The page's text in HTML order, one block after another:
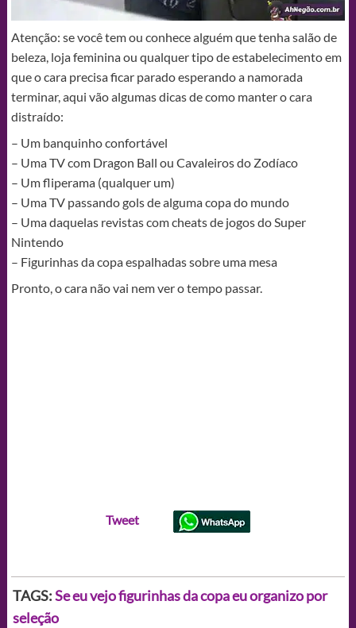
Atenção: se você tem ou conhece alguém que tenha salão de
beleza, loja feminina ou qualquer tipo de estabelecimento em
que o cara precisa ficar parado esperando a namorada
terminar, aqui vão algumas dicas de como manter o cara
distraído:
– Um banquinho confortável
– Uma TV com Dragon Ball ou Cavaleiros do Zodíaco
– Um fliperama (qualquer um)
– Uma TV passando gols de alguma copa do mundo
– Uma daquelas revistas com cheats de jogos do Super
Nintendo
– Figurinhas da copa espalhadas sobre uma mesa
Pronto, o cara não vai nem ver o tempo passar.
Tweet
TAGS:Se eu vejo figurinhas da copa eu organizo por
seleção